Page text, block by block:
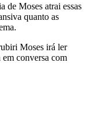
de Moses atrai essas
quanto as
Moses irá ler
conversa com